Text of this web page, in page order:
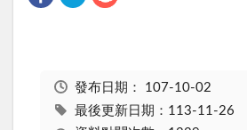
發布日期： 107-10-02
最後更新日期：113-11-26